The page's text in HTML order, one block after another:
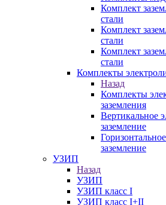
Комплект
стали
Комплект
стали
Комплект
стали
Комплекты
Назад
Комплекты
заземления
Вертикальное
заземление
заземление
УЗИП
Назад
УЗИП
УЗИП класс I
УЗИП класс I+II